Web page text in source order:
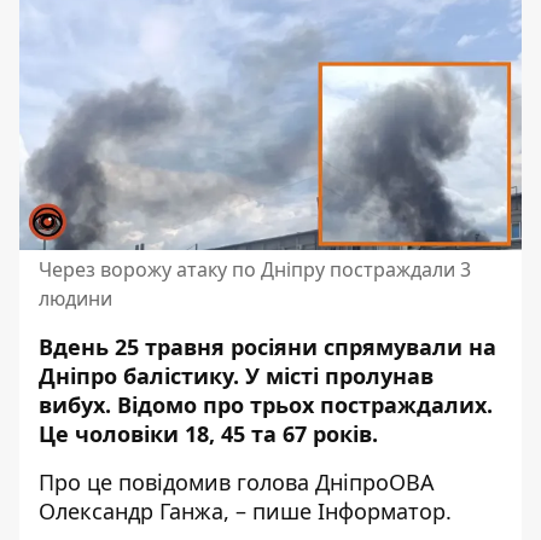
Через ворожу атаку по Дніпру постраждали 3
людини
Вдень 25 травня росіяни спрямували на
Дніпро балістику. У місті пролунав
вибух. Відомо про трьох постраждалих.
Це чоловіки 18, 45 та 67 років.
Про це повідомив голова ДніпроОВА
Олександр Ганжа, – пише Інформатор.